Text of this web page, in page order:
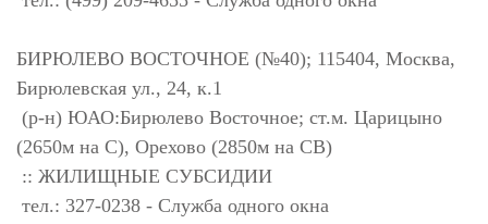
БИРЮЛЕВО ВОСТОЧНОЕ (№40); 115404, Москва,
Бирюлевская ул., 24, к.1
(р-н) ЮАО:Бирюлево Восточное; ст.м. Царицыно
(2650м на С), Орехово (2850м на СВ)
:: ЖИЛИЩНЫЕ СУБСИДИИ
тел.: 327-0238 - Служба одного окна